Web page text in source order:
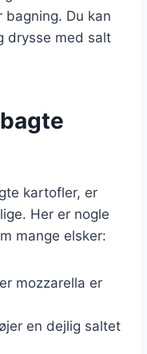
Du kan
drysse med salt
kartofler, er
Her er nogle
mange elsker:
mozzarella er
en dejlig saltet